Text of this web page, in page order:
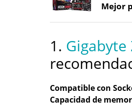
Mejor
1. Gigabyte
Compatible con
Capacidad de